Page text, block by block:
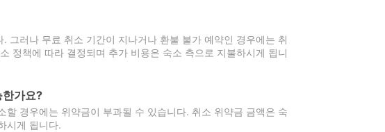
그러나 무료 취소 기간이 지나거나 환불 불가 예약인 경우에는 취
정책에 따라 결정되며 추가 비용은 숙소 측으로 지불하시게 됩니
가요?
경우에는 위약금이 부과될 수 있습니다. 취소 위약금 금액은 숙
시게 됩니다.